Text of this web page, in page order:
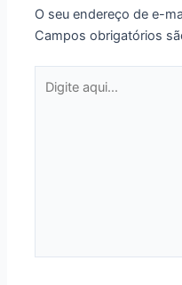
O seu endereço de e-
Campos obrigatórios
aqui...